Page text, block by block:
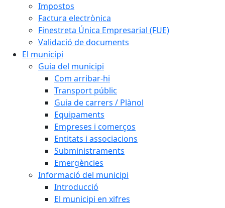
Impostos
Factura electrònica
Finestreta Única Empresarial (FUE)
Validació de documents
El municipi
Guia del municipi
Com arribar-hi
Transport públic
Guia de carrers / Plànol
Equipaments
Empreses i comerços
Entitats i associacions
Subministraments
Emergències
Informació del municipi
Introducció
El municipi en xifres